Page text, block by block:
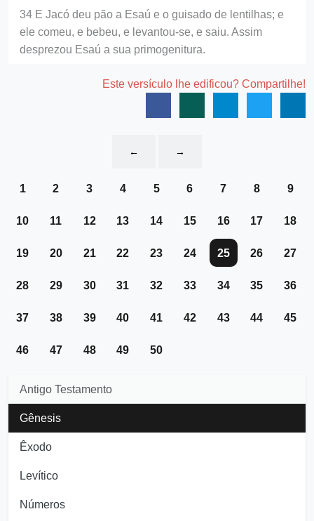
Antigo Testamento
Gênesis
Êxodo
Levítico
Números
34 E Jacó deu pão a Esaú e o guisado de lentilhas; e
ele comeu, e bebeu, e levantou-se, e saiu. Assim
desprezou Esaú a sua primogenitura.
Este versículo lhe edificou? Compartilhe!
← →
1 2 3 4 5 6 7 8 9
10 11 12 13 14 15 16 17 18
19 20 21 22 23 24 25 26 27
28 29 30 31 32 33 34 35 36
37 38 39 40 41 42 43 44 45
46 47 48 49 50